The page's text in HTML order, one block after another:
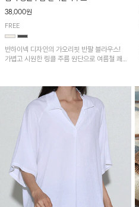
38,000원
FREE
반하이넥 디자인의 가오리핏 반팔 블라우스!
가볍고 시원한 링클 주름 원단으로 여름철 쾌